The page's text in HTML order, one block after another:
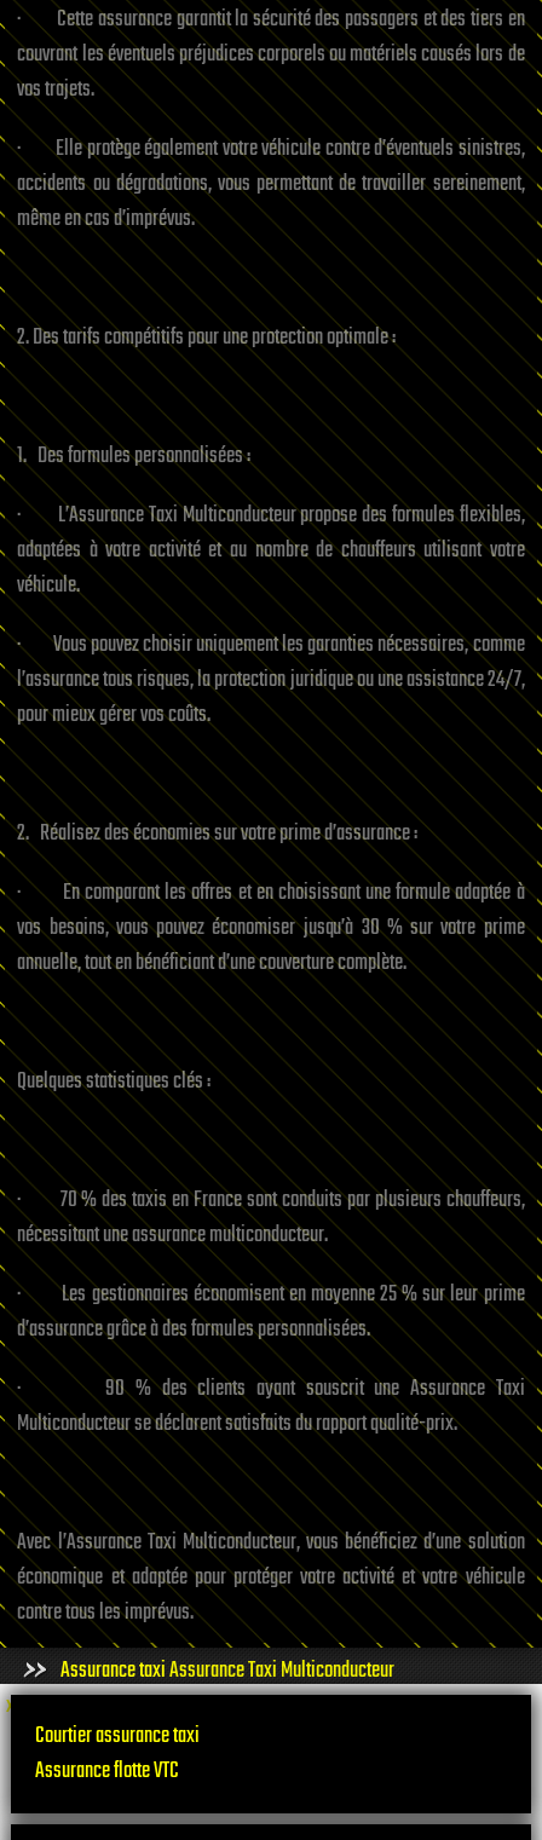
· Cette assurance garantit la sécurité des passagers et des tiers en
couvrant les éventuels préjudices corporels ou matériels causés lors de
vos trajets.
· Elle protège également votre véhicule contre d’éventuels sinistres,
accidents ou dégradations, vous permettant de travailler sereinement,
même en cas d’imprévus.
2. Des tarifs compétitifs pour une protection optimale :
1. Des formules personnalisées :
· L’Assurance Taxi Multiconducteur propose des formules flexibles,
adaptées à votre activité et au nombre de chauffeurs utilisant votre
véhicule.
· Vous pouvez choisir uniquement les garanties nécessaires, comme
l’assurance tous risques, la protection juridique ou une assistance 24/7,
pour mieux gérer vos coûts.
2. Réalisez des économies sur votre prime d’assurance :
· En comparant les offres et en choisissant une formule adaptée à
vos besoins, vous pouvez économiser jusqu’à 30 % sur votre prime
annuelle, tout en bénéficiant d’une couverture complète.
Quelques statistiques clés :
· 70 % des taxis en France sont conduits par plusieurs chauffeurs,
nécessitant une assurance multiconducteur.
· Les gestionnaires économisent en moyenne 25 % sur leur prime
d’assurance grâce à des formules personnalisées.
· 90 % des clients ayant souscrit une Assurance Taxi
Multiconducteur se déclarent satisfaits du rapport qualité-prix.
Avec l’Assurance Taxi Multiconducteur, vous bénéficiez d’une solution
économique et adaptée pour protéger votre activité et votre véhicule
contre tous les imprévus.
Assurance taxiAssurance Taxi Multiconducteur
x
Courtier assurance taxi
Assurance flotte VTC